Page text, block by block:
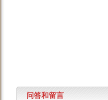
问答和留言